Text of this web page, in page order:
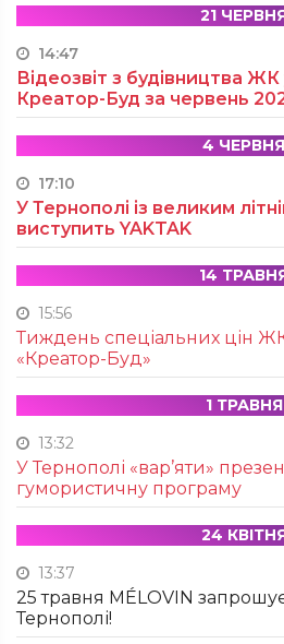
21
14:47
Відеозвіт з будівництва ЖК
Креатор-Буд за червень
4 ЧЕРВНЯ
17:10
У Тернополі із великим
виступить YAKTAK
14
15:56
Тиждень спеціальних цін
«Креатор-Буд»
1 ТРАВНЯ
13:32
У Тернополі «вар’яти»
гумористичну програму
24
13:37
25 травня MÉLOVIN
Тернополі!